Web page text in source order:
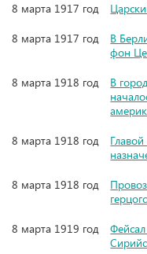
8 марта 1917 год
8 марта 1917 год
В
фон
8 марта 1918 год
В
8 марта 1918 год
8 марта 1918 год
8 марта 1919 год